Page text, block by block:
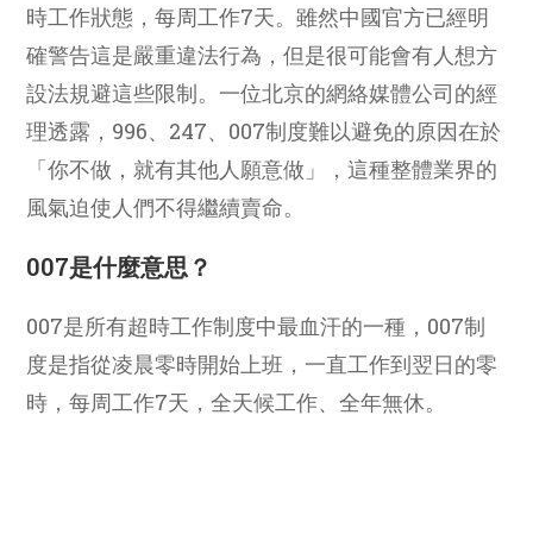
時工作狀態，每周工作7天。雖然中國官方已經明
確警告這是嚴重違法行為，但是很可能會有人想方
設法規避這些限制。一位北京的網絡媒體公司的經
理透露，996、247、007制度難以避免的原因在於
「你不做，就有其他人願意做」，這種整體業界的
風氣迫使人們不得繼續賣命。
007是什麼意思？
007是所有超時工作制度中最血汗的一種，007制
度是指從凌晨零時開始上班，一直工作到翌日的零
時，每周工作7天，全天候工作、全年無休。